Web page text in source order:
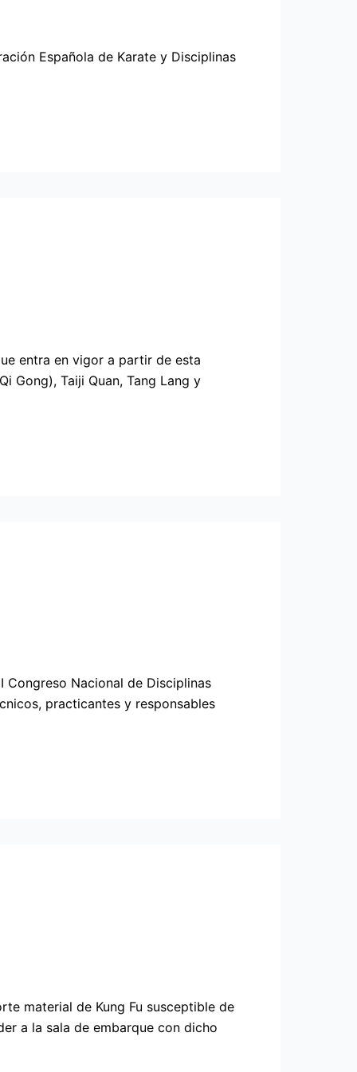
Española de Karate y Disciplinas
entra en vigor a partir de esta
Gong), Taiji Quan, Tang Lang y
Congreso Nacional de Disciplinas
practicantes y responsables
material de Kung Fu susceptible de
a la sala de embarque con dicho